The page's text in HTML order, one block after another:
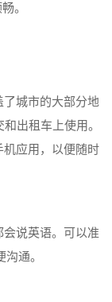
。
城市的大部分地
出租车上使用。
应用，以便随时
说英语。可以准
通。